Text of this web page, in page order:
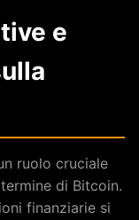
e
ruolo cruciale
di Bitcoin.
finanziarie si